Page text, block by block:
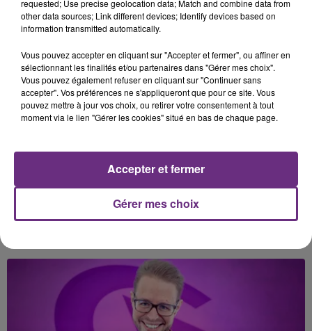
Homeless Save Me Tonight
4h33
4h33
Systaime We Found Love
requested; Use precise geolocation data; Match and combine data from
other data sources; Link different devices; Identify devices based on
information transmitted automatically.
Vous pouvez accepter en cliquant sur "Accepter et fermer", ou affiner en
sélectionnant les finalités et/ou partenaires dans "Gérer mes choix".
Vous pouvez également refuser en cliquant sur "Continuer sans
accepter". Vos préférences ne s'appliqueront que pour ce site. Vous
pouvez mettre à jour vos choix, ou retirer votre consentement à tout
moment via le lien "Gérer les cookies" situé en bas de chaque page.
Gérer mes choix
Accepter et fermer